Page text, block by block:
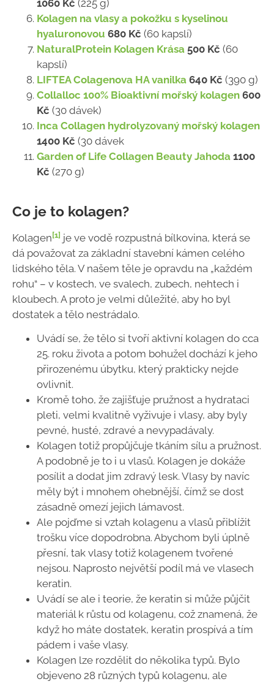
1060 Kč (225 g)
Kolagen na vlasy a pokožku s kyselinou
hyaluronovou 680 Kč (60 kapslí)
NaturalProtein Kolagen Krása 500 Kč (60
kapslí)
LIFTEA Colagenova HA vanilka 640 Kč (390 g)
Collalloc 100% Bioaktivní mořský kolagen 600
Kč (30 dávek)
Inca Collagen hydrolyzovaný mořský kolagen
1400 Kč (30 dávek
Garden of Life Collagen Beauty Jahoda 1100
Kč (270 g)
Co je to kolagen?
Kolagen[1] je ve vodě rozpustná bílkovina, která se
dá považovat za základní stavební kámen celého
lidského těla. V našem těle je opravdu na „každém
rohu“ – v kostech, ve svalech, zubech, nehtech i
kloubech. A proto je velmi důležité, aby ho byl
dostatek a tělo nestrádalo.
Uvádí se, že tělo si tvoří aktivní kolagen do cca
25. roku života a potom bohužel dochází k jeho
přirozenému úbytku, který prakticky nejde
ovlivnit.
Kromě toho, že zajišťuje pružnost a hydrataci
pleti, velmi kvalitně vyživuje i vlasy, aby byly
pevné, husté, zdravé a nevypadávaly.
Kolagen totiž propůjčuje tkáním sílu a pružnost.
A podobně je to i u vlasů. Kolagen je dokáže
posílit a dodat jim zdravý lesk. Vlasy by navíc
měly být i mnohem ohebnější, čímž se dost
zásadně omezí jejich lámavost.
Ale pojďme si vztah kolagenu a vlasů přiblížit
trošku více dopodrobna. Abychom byli úplně
přesní, tak vlasy totiž kolagenem tvořené
nejsou. Naprosto největší podíl má ve vlasech
keratin.
Uvádí se ale i teorie, že keratin si může půjčit
materiál k růstu od kolagenu, což znamená, že
když ho máte dostatek, keratin prospívá a tím
pádem i vaše vlasy.
Kolagen lze rozdělit do několika typů. Bylo
objeveno 28 různých typů kolagenu, ale